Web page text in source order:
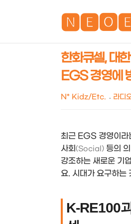
한화큐셀, 대
EGS 경영에
N* Kidz/Etc. 라디
최근 EGS 경영이라
사회 (Social) 등의
강조하는 새로운 기
요. 시대가 요구하는
K-RE100